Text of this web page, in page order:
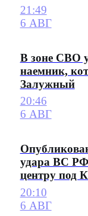
21:49
6 АВГ
В зоне СВО
наемник,
Залужный
20:46
6 АВГ
удара ВС РФ
центру под
20:10
6 АВГ